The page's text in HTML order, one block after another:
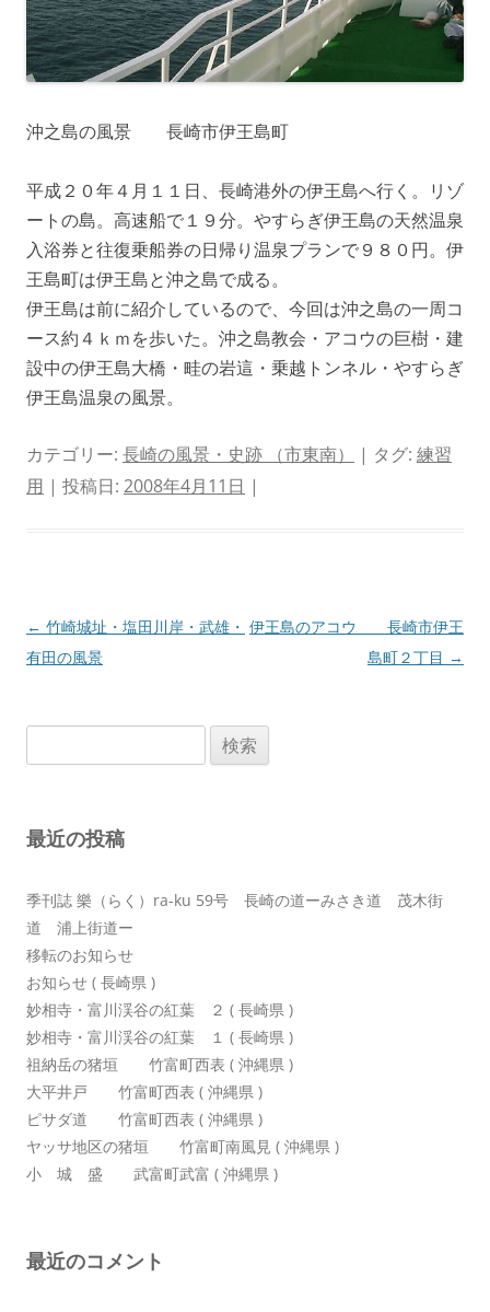
沖之島の風景 長崎市伊王島町
平成２０年４月１１日、長崎港外の伊王島へ行く。リゾ
ートの島。高速船で１９分。やすらぎ伊王島の天然温泉
入浴券と往復乗船券の日帰り温泉プランで９８０円。伊
王島町は伊王島と沖之島で成る。
伊王島は前に紹介しているので、今回は沖之島の一周コ
ース約４ｋｍを歩いた。沖之島教会・アコウの巨樹・建
設中の伊王島大橋・畦の岩這・乗越トンネル・やすらぎ
伊王島温泉の風景。
カテゴリー: 長崎の風景・史跡 （市東南） | タグ: 練習
用 | 投稿日: 2008年4月11日 |
投
稿
ョ
← 竹崎城址・塩田川岸・武雄・
有田の風景
伊王島のアコウ 長崎市伊王
島町２丁目 →
索:
最近の投稿
季刊誌 樂（らく）ra-ku 59号 長崎の道ーみさき道 茂木街
道 浦上街道ー
移転のお知らせ
お知らせ ( 長崎県 )
妙相寺・富川渓谷の紅葉 ２ ( 長崎県 )
妙相寺・富川渓谷の紅葉 １ ( 長崎県 )
祖納岳の猪垣 竹富町西表 ( 沖縄県 )
大平井戸 竹富町西表 ( 沖縄県 )
ピサダ道 竹富町西表 ( 沖縄県 )
ヤッサ地区の猪垣 竹富町南風見 ( 沖縄県 )
小 城 盛 武富町武富 ( 沖縄県 )
最近のコメント